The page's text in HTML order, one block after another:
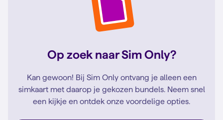
Op zoek naar Sim Only?
Kan gewoon! Bij Sim Only ontvang je alleen een
simkaart met daarop je gekozen bundels. Neem snel
een kijkje en ontdek onze voordelige opties.